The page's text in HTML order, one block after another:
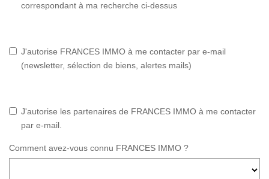
correspondant à ma recherche ci-dessus
J'autorise FRANCES IMMO à me contacter par e-mail
(newsletter, sélection de biens, alertes mails)
J'autorise les partenaires de FRANCES IMMO à me contacter
par e-mail.
Comment avez-vous connu FRANCES IMMO ?